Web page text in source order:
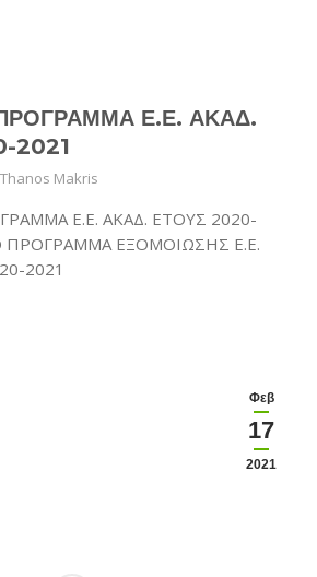
Ε.Ε. ΑΚΑΔ.
2021
Thanos Makris
Ε.Ε. ΑΚΑΔ. ΕΤΟΥΣ 2020-
ΠΡΟΓΡΑΜΜΑ ΕΞΟΜΟΙΩΣΗΣ Ε.Ε.
2021
Φεβ
17
2021